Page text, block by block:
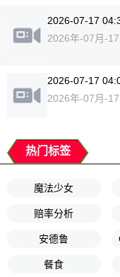
2026-07-17
2026年-07月-17
2026-07-17
2026年-07月-17
热门标签
魔法少女
赔率分析
安德鲁
餐食